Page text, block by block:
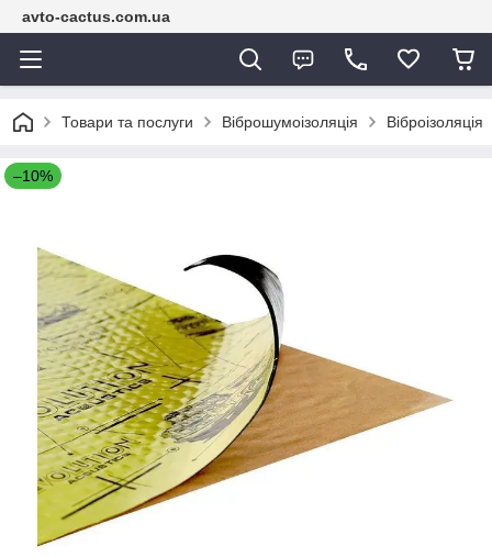
avto-cactus.com.ua
Товари та послуги Віброшумоізоляція Віброізоляція
–10%